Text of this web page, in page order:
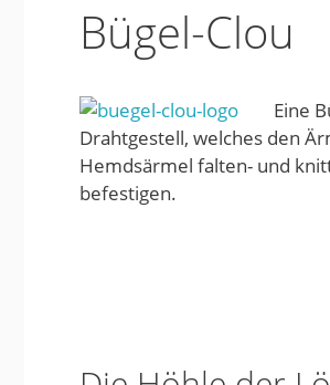
Bügel-Clou
Eine
Drahtgestell, welches den
Hemdsärmel falten- und
befestigen.